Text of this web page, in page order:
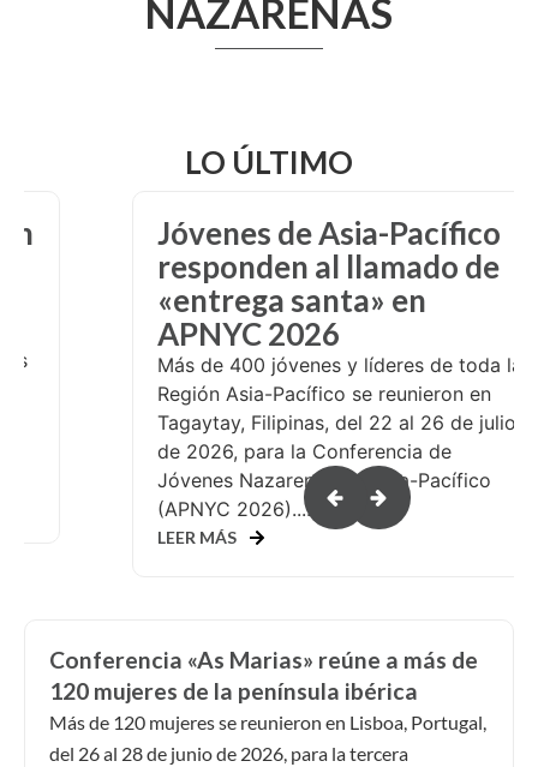
NAZARENAS
LO ÚLTIMO
la
Asistentes de NYC
empacan y comparten
esperanza
¿Cómo se vería si más de 10,000
adolescentes fueran invitados a servir a
las personas en necesidad? Esa
pregunta fue respondida en la
Conferencia de Jóvenes Nazarenos
(NYC) de 2026, celebrada en Salt ...
LEER MÁS
Conferencia «As Marias» reúne a más de
120 mujeres de la península ibérica
Más de 120 mujeres se reunieron en Lisboa, Portugal,
del 26 al 28 de junio de 2026, para la tercera